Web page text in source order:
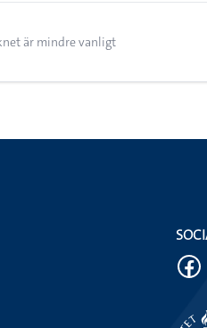
är mindre vanligt